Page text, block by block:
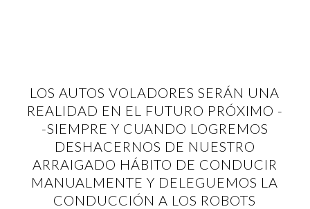
LOS AUTOS VOLADORES SERÁN UNA
REALIDAD EN EL FUTURO PRÓXIMO -
-SIEMPRE Y CUANDO LOGREMOS
DESHACERNOS DE NUESTRO
ARRAIGADO HÁBITO DE CONDUCIR
MANUALMENTE Y DELEGUEMOS LA
CONDUCCIÓN A LOS ROBOTS